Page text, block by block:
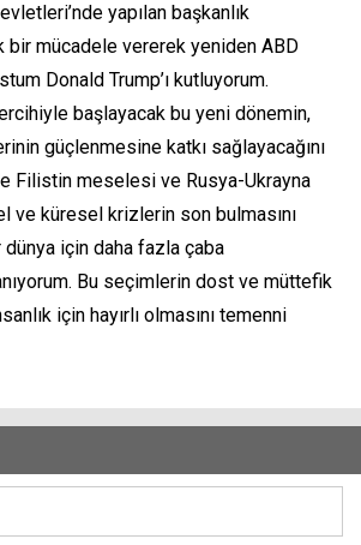
yapılan başkanlık
bir mücadele vererek yeniden ABD
Donald Trump’ı kutluyorum.
başlayacak bu yeni dönemin,
güçlenmesine katkı sağlayacağını
Filistin meselesi ve Rusya-Ukrayna
ve küresel krizlerin son bulmasını
için daha fazla çaba
Bu seçimlerin dost ve müttefik
için hayırlı olmasını temenni